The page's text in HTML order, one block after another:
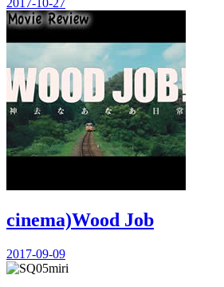
cinema)Wood Job
2017-09-09